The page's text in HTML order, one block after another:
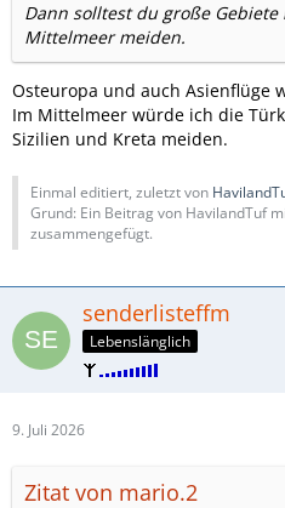
Dann solltest du große
Mittelmeer meiden.
Osteuropa und auch Asienflüge
Im Mittelmeer würde ich die
Sizilien und Kreta meiden.
Einmal editiert, zuletzt von
Grund: Ein Beitrag von HavilandTuf
zusammengefügt.
senderlisteffm
Lebenslänglich
9. Juli 2026
Zitat von mario.2